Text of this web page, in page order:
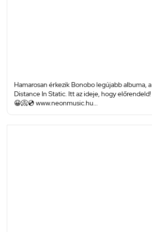
Hamarosan érkezik Bonobo legújabb albuma, a
Distance In Static. Itt az ideje, hogy előrendeld!
😀📀💿 www.neonmusic.hu...